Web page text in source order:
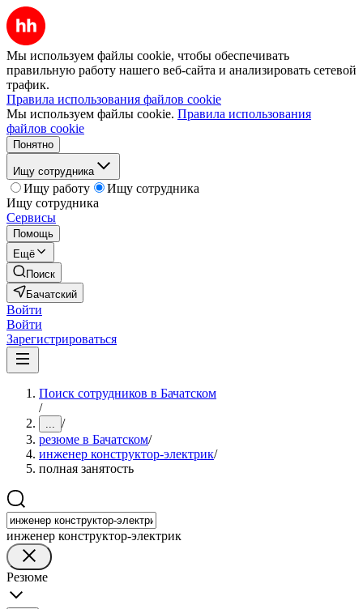
Мы используем файлы cookie, чтобы обеспечивать
правильную работу нашего веб-сайта и анализировать сетевой
трафик.
Правила использования файлов cookie
Мы используем файлы cookie. Правила использования
файлов cookie
Понятно
Ищу сотрудника
Ищу работу
Ищу сотрудника
Ищу сотрудника
Сервисы
Помощь
Ещё
Поиск
Бачатский
Войти
Войти
Зарегистрироваться
Поиск сотрудников в Бачатском
/
... /
резюме в Бачатском/
инженер конструктор-электрик/
полная занятость
инженер конструктор-электрик
Резюме